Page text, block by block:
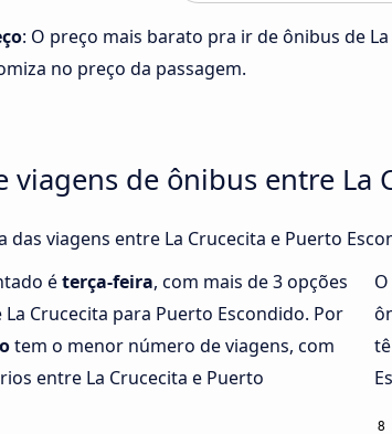
: O preço mais barato pra ir de ônibus de
no preço da passagem.
viagens de ônibus entre La
das viagens entre La Crucecita e Puerto
éterça-feira, com mais de 3 opções
Crucecita para Puerto Escondido. Por
tem o menor número de viagens, com
entre La Crucecita e Puerto